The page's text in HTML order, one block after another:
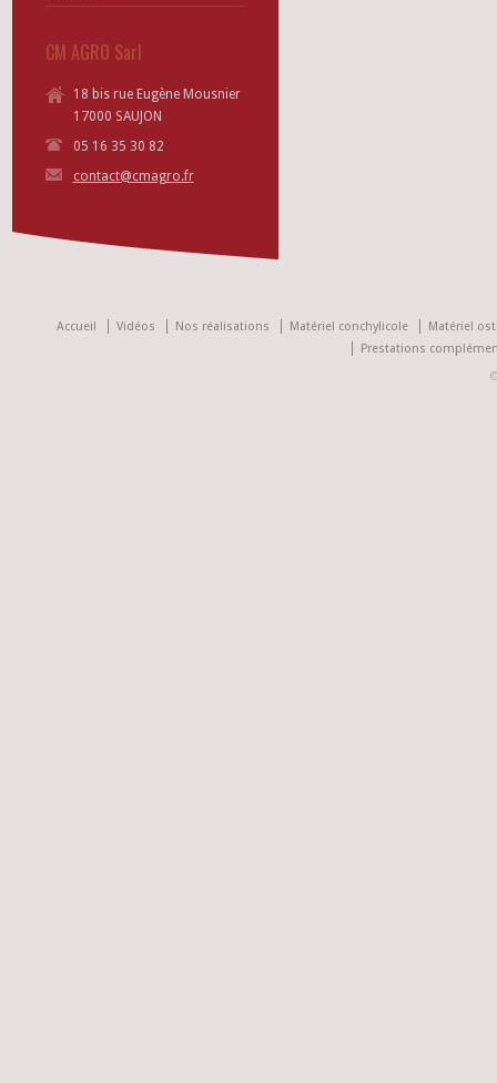
CM AGRO Sarl
18 bis rue Eugène Mousnier
17000 SAUJON
05 16 35 30 82
contact@cmagro.fr
Accueil Vidéos Nos réalisations Matériel conchylicole
Matériel
Prestations